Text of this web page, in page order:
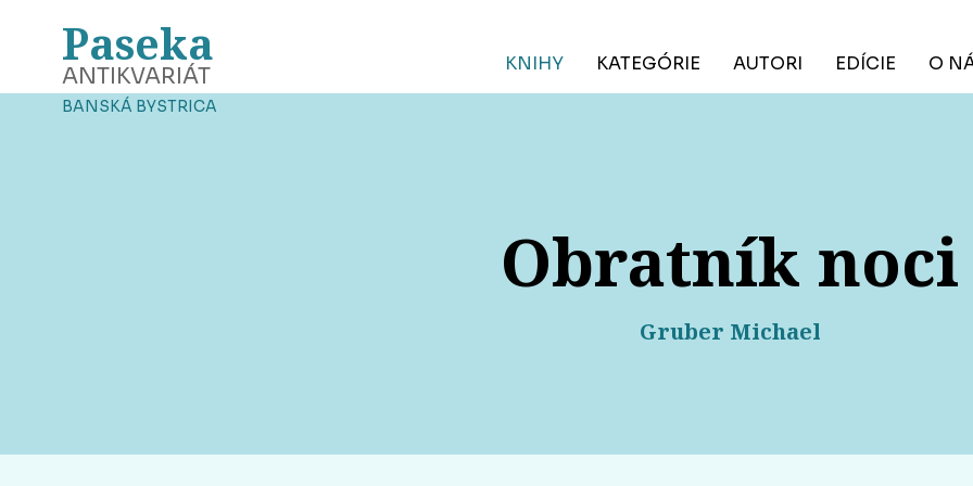
Paseka
ANTIKVARIÁT
BANSKÁ BYSTRICA
KNIHY KATEGÓRIE AUTORI EDÍCIE O
Obratník noci
Gruber Michael